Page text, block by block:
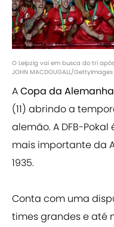
O Leipzig vai em busca do tri
JOHN MACDOUGALL/GettyImages
ACopa da Alemanha
(11) abrindo a
alemão. A DFB-
mais importante da
1935.
Conta com uma
times grandes e até